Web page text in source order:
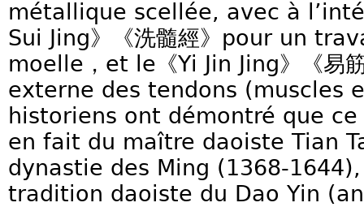
métallique scellée, avec à
Sui Jing》《洗髓經》pour un
moelle，et le《Yi Jin Jing》《易
externe des tendons (muscles
historiens ont démontré que
en fait du maître daoiste Tian
dynastie des Ming (1368-
tradition daoiste du Dao Yin